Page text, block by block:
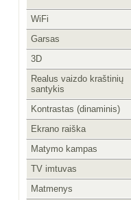
WiFi
Garsas
3D
Realus vaizdo kraštinių
santykis
Kontrastas (dinaminis)
Ekrano raiška
Matymo kampas
TV imtuvas
Matmenys